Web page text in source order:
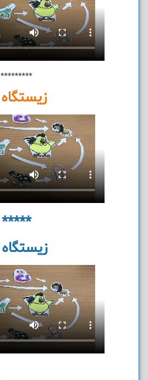
*********
زیستگاه 11
*****
زیستگاه 10